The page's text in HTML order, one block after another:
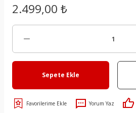
2.499,00 ₺
Sepete Ekle
Yorum Yaz